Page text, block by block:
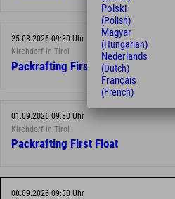
25.08.2026 09:30 Uhr
Kirchdorf in Tirol
Packrafting First Float
01.09.2026 09:30 Uhr
Kirchdorf in Tirol
Packrafting First Float
08.09.2026 09:30 Uhr
Polski
(Polish)
Magyar
(Hungarian)
Nederlands
(Dutch)
Français
(French)